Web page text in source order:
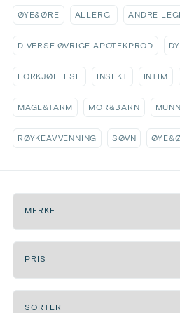
ØYE&ØRE ALLERGI ANDRE
DIVERSE ØVRIGE APOTEKPROD
FORKJØLELSE INSEKT INTIM
MAGE&TARM MOR&BARN
RØYKEAVVENNING SØVN